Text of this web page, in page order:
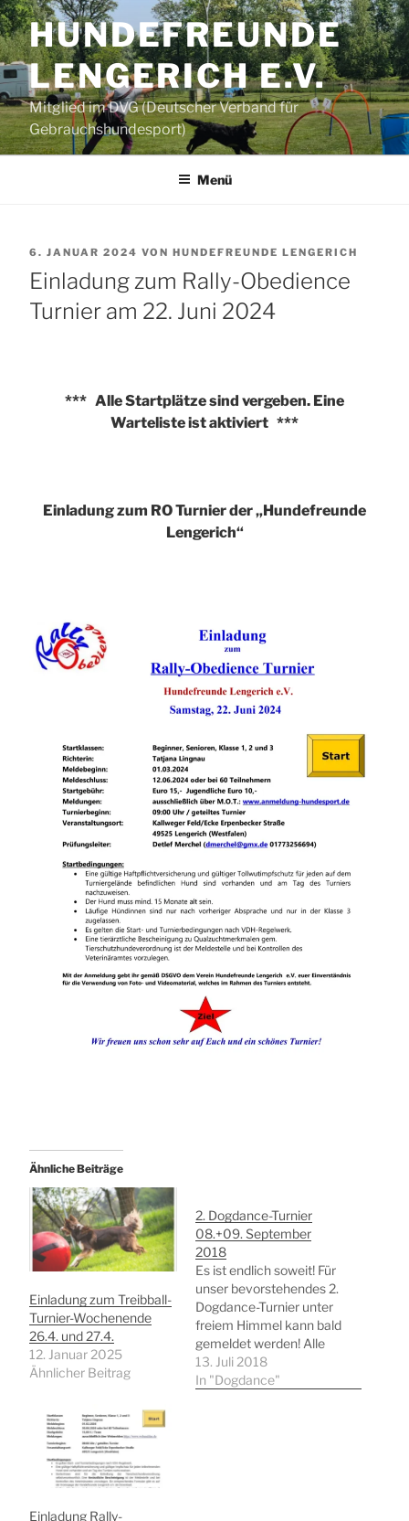
Zum
Inhalt
springenHUNDEFREUNDE
LENGERICH E.V.
Mitglied im DVG (Deutscher Verband für
Gebrauchshundesport)
Menü
VERÖFFENTLICHT
AM
6. JANUAR 2024 VON HUNDEFREUNDE LENGERICH
Einladung zum Rally-Obedience
Turnier am 22. Juni 2024
*** Alle Startplätze sind vergeben. Eine
Warteliste ist aktiviert ***
Einladung zum RO Turnier der „Hundefreunde
Lengerich“
Ähnliche Beiträge
Einladung zum Treibball-
Turnier-Wochenende
26.4. und 27.4.
12. Januar 2025
Ähnlicher Beitrag
2. Dogdance-Turnier
08.+09. September
2018
Es ist endlich soweit! Für
unser bevorstehendes 2.
Dogdance-Turnier unter
freiem Himmel kann bald
gemeldet werden! Alle
weiteren Infos zum
Turnier findet ihr in der
13. Juli 2018
In "Dogdance"
Einladung Rally-